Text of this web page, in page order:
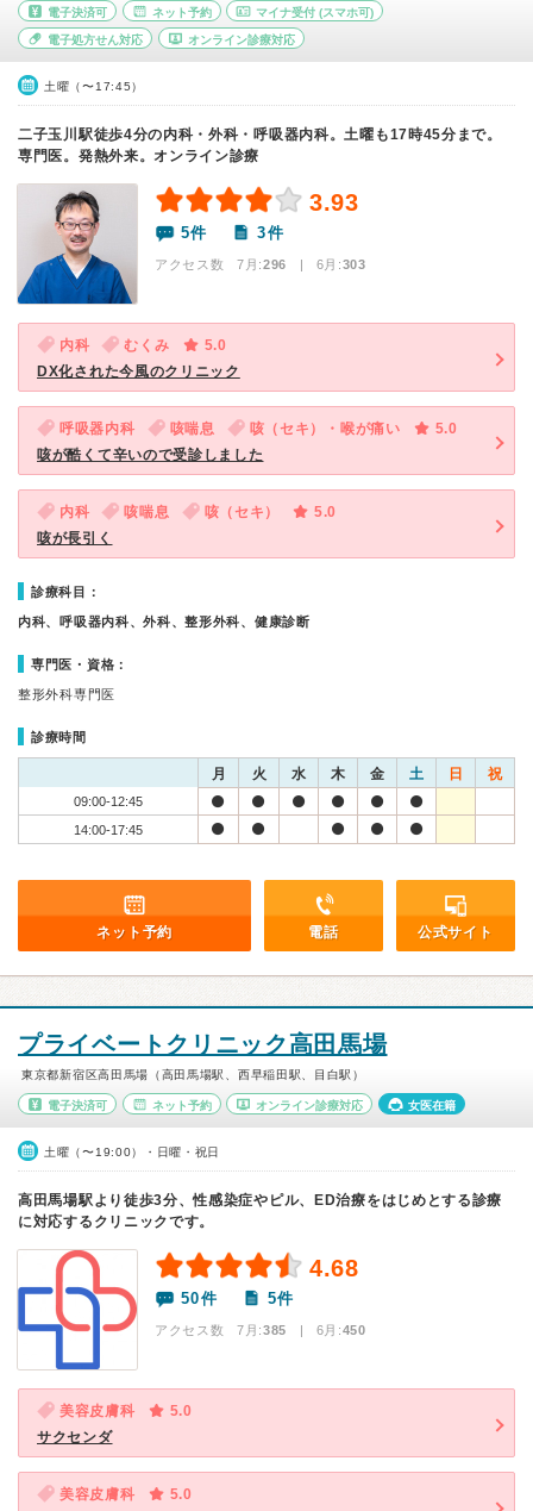
電子決済可 ネット予約 マイナ受付 (スマホ可)
電子処方せん対応 オンライン診療対応
土曜（〜17:45）
二子玉川駅徒歩4分の内科・外科・呼吸器内科。土曜も17時45分まで。
専門医。発熱外来。オンライン診療
3.93
5件 3件
アクセス数 7月:296 | 6月:303
内科 むくみ
5.0
DX化された今風のクリニック
呼吸器内科 咳喘息 咳（セキ）・喉が痛い
5.0
咳が酷くて辛いので受診しました
内科 咳喘息 咳（セキ）
5.0
咳が長引く
診療科目：
内科、呼吸器内科、外科、整形外科、健康診断
専門医・資格：
整形外科専門医
診療時間
月 火 水 木 金 土 日 祝
09:00-12:45
14:00-17:45
ネット予約 電話 公式サイト
プライベートクリニック高田馬場
東京都新宿区高田馬場（高田馬場駅、西早稲田駅、目白駅）
電子決済可 ネット予約 オンライン診療対応 女医在籍
土曜（〜19:00）・日曜・祝日
高田馬場駅より徒歩3分、性感染症やピル、ED治療をはじめとする診療
に対応するクリニックです。
4.68
50件 5件
アクセス数 7月:385 | 6月:450
美容皮膚科
5.0
サクセンダ
美容皮膚科
5.0